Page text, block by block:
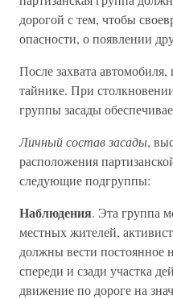
дорогой с тем, чтобы
опасности, о появлении
После захвата
тайнике. При
группы засады
Личный состав засады,
расположения
следующие подгруппы:
Наблюдения. Эта группа
местных жителей,
должны вести постоянное
спереди и сзади участка
движение по дороге на